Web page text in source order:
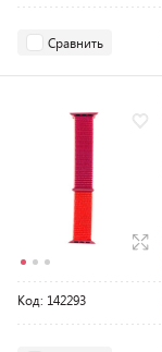
Сравнить
Код: 142293